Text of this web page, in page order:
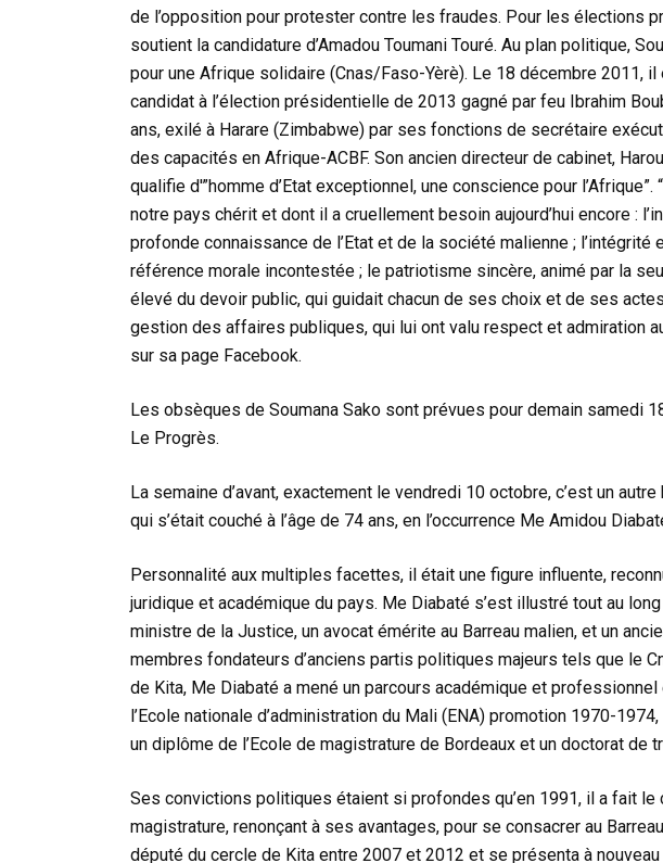
de l’opposition pour protester contre les fraudes. Pour les élections
soutient la candidature d’Amadou Toumani Touré. Au plan politique,
pour une Afrique solidaire (Cnas/Faso-Yèrè). Le 18 décembre 2011,
candidat à l’élection présidentielle de 2013 gagné par feu Ibrahim
ans, exilé à Harare (Zimbabwe) par ses fonctions de secrétaire
des capacités en Afrique-ACBF. Son ancien directeur de cabinet,
qualifie d'”homme d’Etat exceptionnel, une conscience pour
notre pays chérit et dont il a cruellement besoin aujourd’hui encore :
profonde connaissance de l’Etat et de la société malienne ;
référence morale incontestée ; le patriotisme sincère, animé par la
élevé du devoir public, qui guidait chacun de ses choix et de ses
gestion des affaires publiques, qui lui ont valu respect et admiration
sur sa page Facebook.
Les obsèques de Soumana Sako sont prévues pour demain samedi
Le Progrès.
La semaine d’avant, exactement le vendredi 10 octobre, c’est un
qui s’était couché à l’âge de 74 ans, en l’occurrence Me Amidou
Personnalité aux multiples facettes, il était une figure influente,
juridique et académique du pays. Me Diabaté s’est illustré tout au
ministre de la Justice, un avocat émérite au Barreau malien, et un
membres fondateurs d’anciens partis politiques majeurs tels que le
de Kita, Me Diabaté a mené un parcours académique et
l’Ecole nationale d’administration du Mali (ENA) promotion 1970-
un diplôme de l’Ecole de magistrature de Bordeaux et un doctorat de
Ses convictions politiques étaient si profondes qu’en 1991, il a fait
magistrature, renonçant à ses avantages, pour se consacrer au
député du cercle de Kita entre 2007 et 2012 et se présenta à